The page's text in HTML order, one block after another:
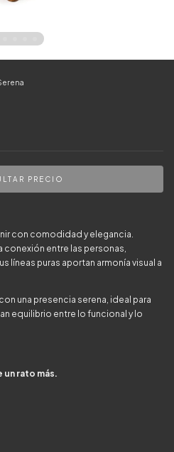
con comodidad y elegancia.
entre las personas,
líneas puras aportan armonía visual a
una presencia serena, ideal para
equilibrio entre lo funcional y lo
un rato más.